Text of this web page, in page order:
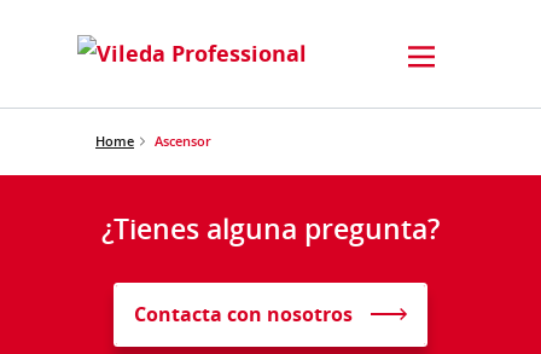
Home Ascensor
¿Tienes alguna pregunta?
Contacta con nosotros